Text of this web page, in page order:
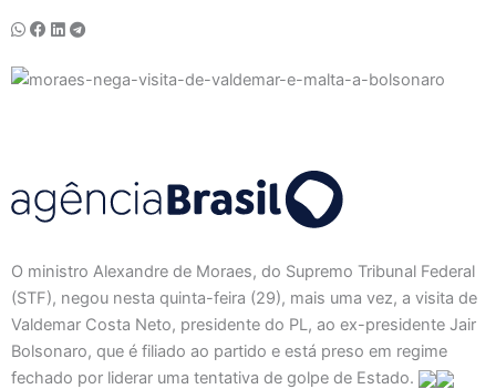
O ministro Alexandre de Moraes, do Supremo Tribunal Federal
(STF), negou nesta quinta-feira (29), mais uma vez, a visita de
Valdemar Costa Neto, presidente do PL, ao ex-presidente Jair
Bolsonaro, que é filiado ao partido e está preso em regime
fechado por liderar uma tentativa de golpe de Estado.